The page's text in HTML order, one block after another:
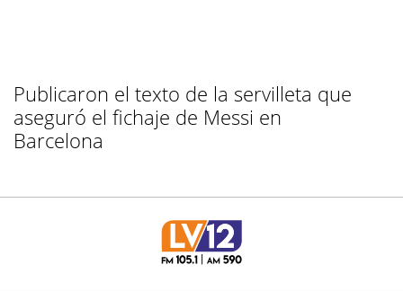
Publicaron el texto de la servilleta que
aseguró el fichaje de Messi en
Barcelona